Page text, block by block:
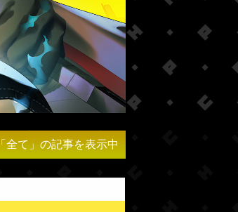
「全て」の記事を表示中